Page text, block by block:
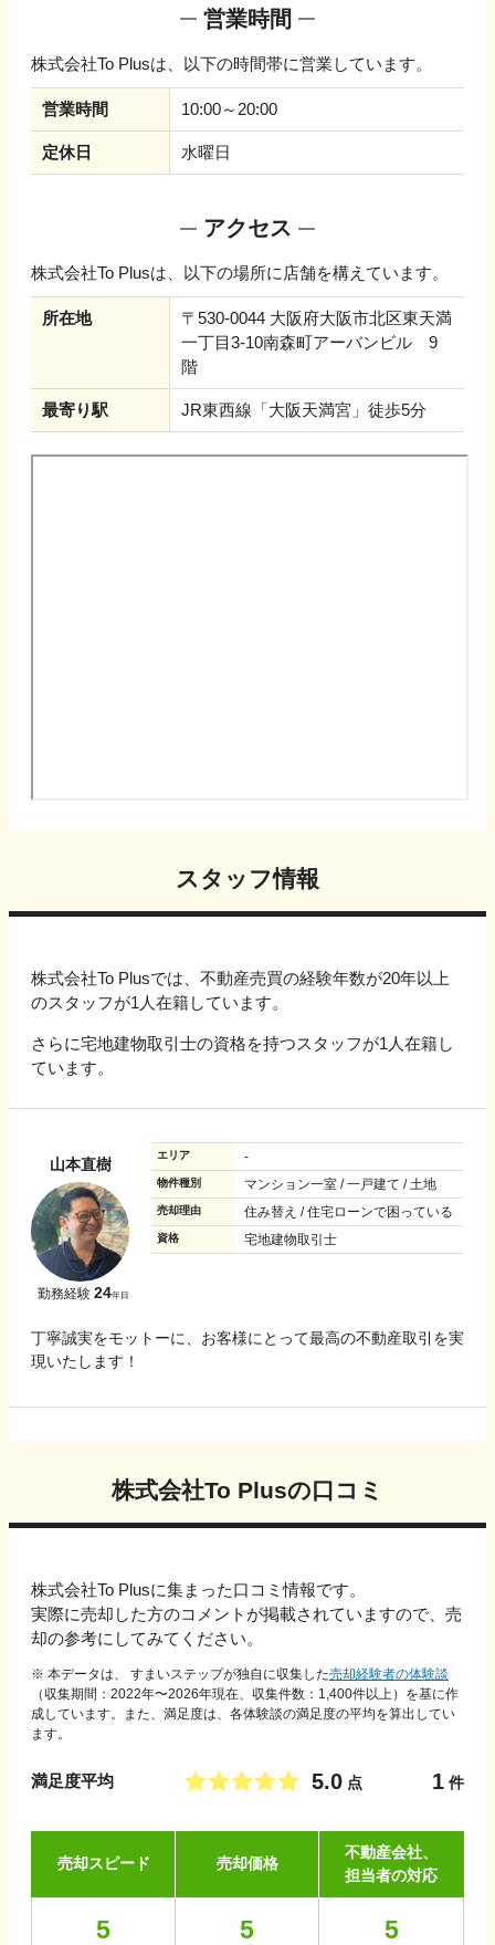
営業時間
株式会社To Plusは、以下の時間帯に営業しています。
営業時間 10:00～20:00
定休日 水曜日
アクセス
株式会社To Plusは、以下の場所に店舗を構えています。
所在地
〒530-0044 大阪府大阪市北区東天満
一丁目3-10南森町アーバンビル 9
階
最寄り駅 JR東西線「大阪天満宮」徒歩5分
スタッフ情報
株式会社To Plusでは、不動産売買の経験年数が20年以上
のスタッフが1人在籍しています。
さらに宅地建物取引士の資格を持つスタッフが1人在籍し
ています。
山本直樹
勤務経験 24年目
エリア -
物件種別 マンション一室 / 一戸建て / 土地
売却理由 住み替え / 住宅ローンで困っている
資格 宅地建物取引士
丁寧誠実をモットーに、お客様にとって最高の不動産取引を実
現いたします！
株式会社To Plusの口コミ
株式会社To Plusに集まった口コミ情報です。
実際に売却した方のコメントが掲載されていますので、売
却の参考にしてみてください。
※ 本データは、 すまいステップが独自に収集した売却経験者の体験談
（収集期間：2022年〜2026年現在、収集件数： 1,400件以上）を基に作
成しています。また、満足度は、各体験談の満足度の平均を算出してい
ます。
満足度平均 5.0 点 1 件
売却スピード 売却価格
不動産会社、
担当者の対応
5 5 5